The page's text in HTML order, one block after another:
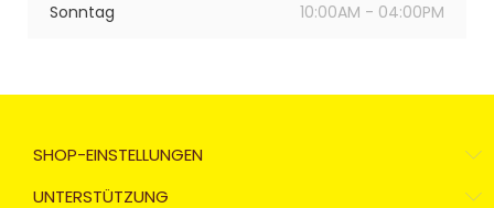
Sonntag 10:00AM - 04:00PM
SHOP-EINSTELLUNGEN
UNTERSTÜTZUNG